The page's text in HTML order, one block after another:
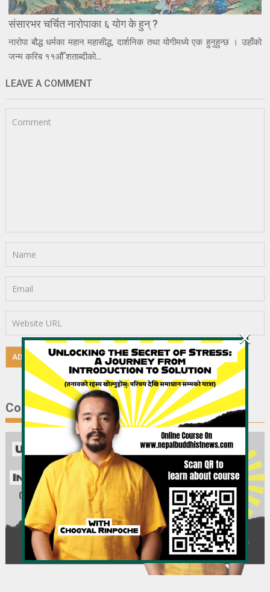
संसारभर चर्चित नारोपाका ६ योग के हुन् ?
नारोपा बौद्ध धर्मका महान महासीद्ध, दार्शनिक तथा योगीमध्ये एक हुनुहुन्छ । उहाँको
जन्म करिब ११औँ शताब्दीको...
LEAVE A COMMENT
Courses
×